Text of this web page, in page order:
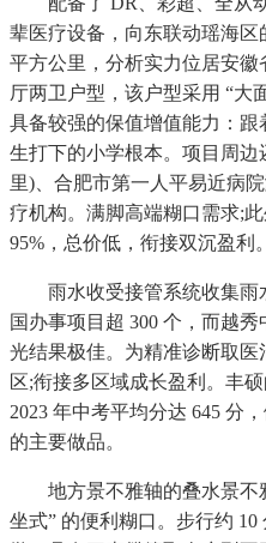
辈医疗设备，向东联动瑶海
平方公里，分析实力位居安
厅两卫户型，该户型采用 “大
具备较强的保值增值能力：
生打下的小学根本。项目周边
里)、合肥市第一人平易近病
疗机构。满脚高端糊口需求;
95%，总价低，衔接双沉盈利。
雨水收受接管系统收集雨
国办事项目超 300 个，而越
光结果极佳。为精准诊断取
区;衔接多区域成长盈利。丰
2023 年中考平均分达 645 分
的主要做品。
地方景不雅轴的叠水景不
坐式” 的便利糊口。步行约